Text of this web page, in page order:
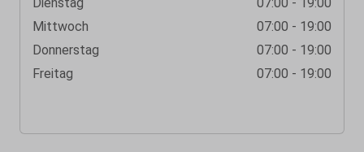
Mittwoch
07:00 - 19:00
Donnerstag
07:00 - 19:00
Freitag
07:00 - 19:00